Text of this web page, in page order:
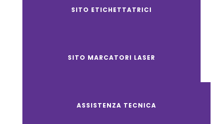
SITO ETICHETTATRICI
SITO MARCATORI LASER
ASSISTENZA TECNICA